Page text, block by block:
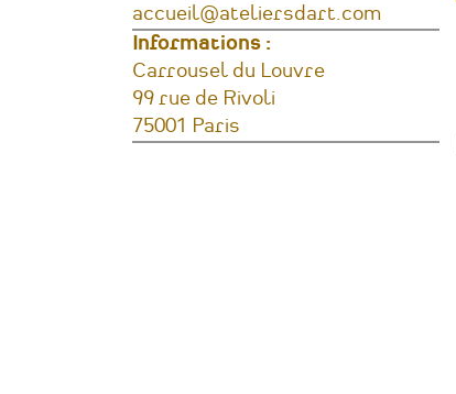
Courriel
accueil@ateliersdart.com
Informations :
Lieu
Carrousel du Louvre
Adresse
99 rue de Rivoli
75001 Paris